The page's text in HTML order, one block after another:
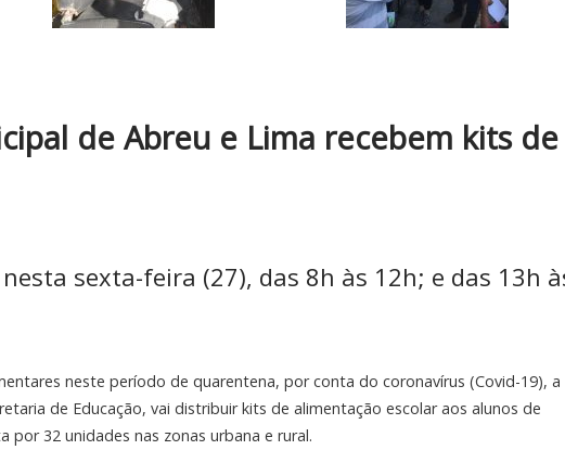
de Abreu e Lima recebem kits de
sexta-feira (27), das 8h às 12h; e das 13h
neste período de quarentena, por conta do coronavírus (Covid-19), a
de Educação, vai distribuir kits de alimentação escolar aos alunos de
por 32 unidades nas zonas urbana e rural.